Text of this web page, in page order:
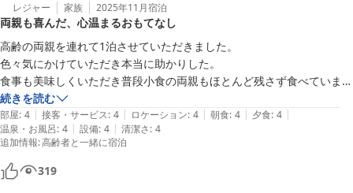
レジャー 家族 2025年11月宿泊
両親も喜んだ、心温まるおもてなし
高齢の両親を連れて1泊させていただきました。
色々気にかけていただき本当に助かりした。
食事も美味しくいただき普段小食の両親もほとんど残さず食べていまし
た。この日は満室ではなかったので狭い入浴場も母とふたりだけでゆっ
くり入れました。渡月橋が近くなので散策も便利でした。
続きを読む
部屋: 4 | 接客・サービス: 4 | ロケーション: 4 | 朝食: 4 | 夕食: 4 |
温泉・お風呂: 4 | 設備: 4 | 清潔さ: 4
追加情報:高齢者と一緒に宿泊
319